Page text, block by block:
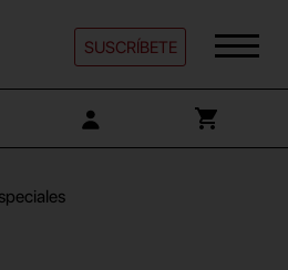
SUSCRÍBETE